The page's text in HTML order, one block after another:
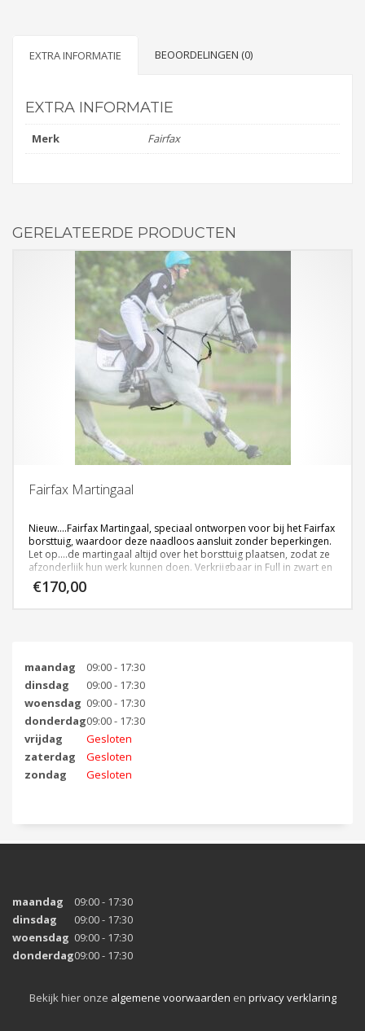
EXTRA INFORMATIE BEOORDELINGEN (0)
EXTRA INFORMATIE
Merk Fairfax
GERELATEERDE PRODUCTEN
Fairfax Martingaal
Nieuw….Fairfax Martingaal, speciaal ontworpen voor bij het Fairfax
borsttuig, waardoor deze naadloos aansluit zonder beperkingen.
Let op….de martingaal altijd over het borsttuig plaatsen, zodat ze
afzonderlijk hun werk kunnen doen. Verkrijgbaar in Full in zwart en
bruin.
Klikhiervoor meer informatie
€170,00
maandag
09:00 - 17:30
dinsdag
09:00 - 17:30
woensdag 09:00 - 17:30
donderdag09:00 - 17:30
vrijdag
Gesloten
zaterdag
Gesloten
zondag
Gesloten
maandag
09:00 - 17:30
dinsdag
09:00 - 17:30
woensdag 09:00 - 17:30
donderdag09:00 - 17:30
Bekijk hier onze algemene voorwaarden en privacy verklaring